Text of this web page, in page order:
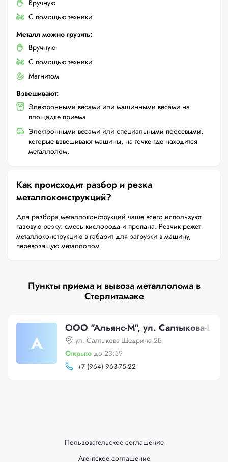
Вручную
С помощью техники
Металл можно грузить:
Вручную
С помощью техники
Магнитом
Взвешивают:
Электронными весами или машинными весами на
площадке приема
Электронными весами или специальными поосевыми,
которые взвешивают машины, на точке где находится
металлолом.
Как происходит разбор и резка
металлоконструкций?
Для разбора металлоконструкций чаще всего используют
газовую резку: смесь кислорода и пропана. Резчик режет
металлоконструкцию в габарит для загрузки в машину,
перевозящую металлолом.
Пункты приема и вывоза металлолома в
Стерлитамаке
А
ООО "Альянс-М", ул. Салтыкова-
ул. Салтыкова-Щедрина 2Б
Открыто до 23:59
+7 (964) 963-75-22
Пользовательское соглашение
Агентское соглашение